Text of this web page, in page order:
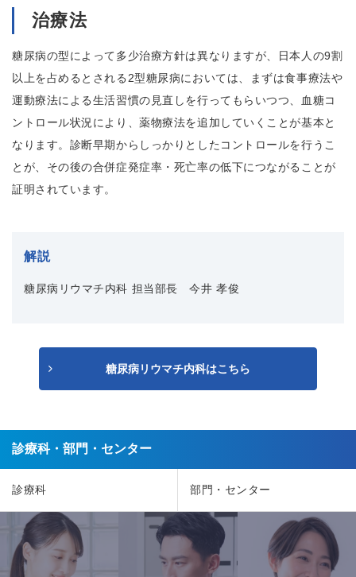
治療法
糖尿病の型によって多少治療方針は異なりますが、日本人の9割
以上を占めるとされる2型糖尿病においては、まずは食事療法や
運動療法による生活習慣の見直しを行ってもらいつつ、血糖コ
ントロール状況により、薬物療法を追加していくことが基本と
なります。診断早期からしっかりとしたコントロールを行うこ
とが、その後の合併症発症率・死亡率の低下につながることが
証明されています。
解説
糖尿病リウマチ内科 担当部長 今井 孝俊
糖尿病リウマチ内科はこちら
診療科・部門・センター
診療科 部門・センター